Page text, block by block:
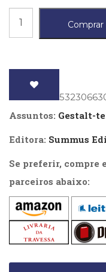
Literatura,
de
referência
(48)
PNL
Neurolingüística)
Psicodrama
(200)
Psicoterapia
(799)
Publicidade,
Propaganda
Processo,
Awareness
quantidade
Comprar
:
Assuntos: Gestalt-
Editora: Summus
Se preferir, compre
parceiros abaixo: